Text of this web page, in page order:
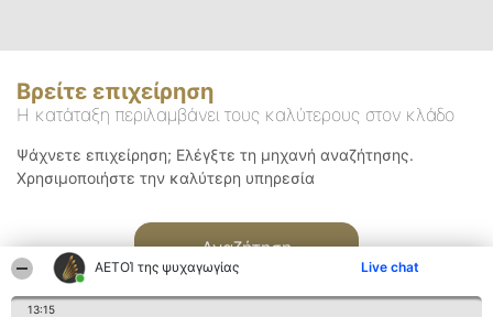
ΑΕΤΟΊ της ψυχαγωγίας Live chat
13:15
Βρείτε επιχείρηση
Η κατάταξη περιλαμβάνει τους καλύτερους στον κλάδο
Ψάχνετε επιχείρηση; Ελέγξτε τη μηχανή αναζήτησης.
Χρησιμοποιήστε την καλύτερη υπηρεσία
Αναζήτηση